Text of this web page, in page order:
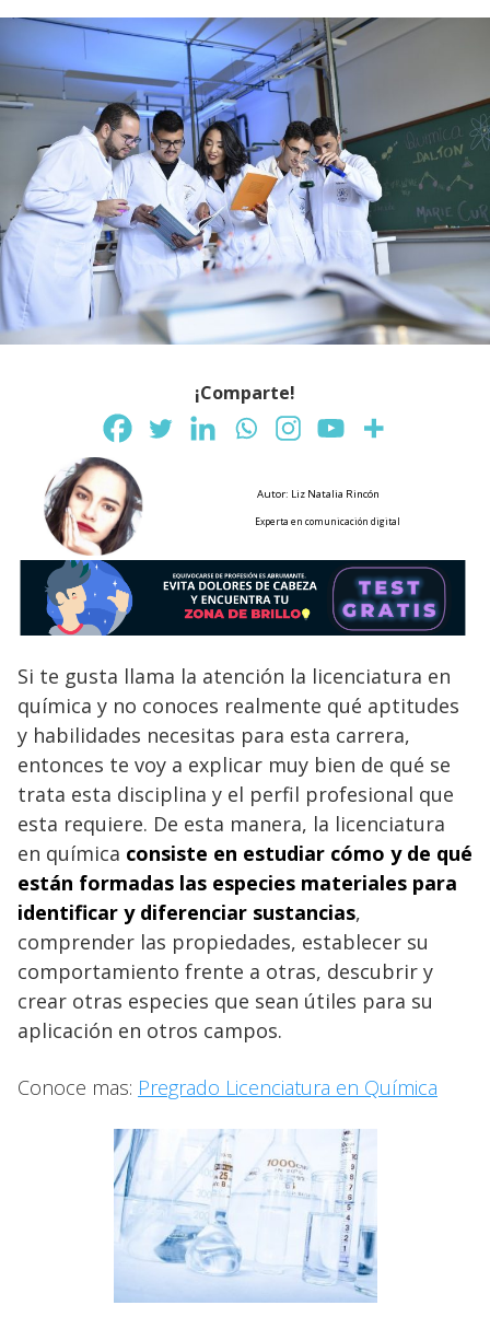
¡Comparte!
Autor: Liz Natalia Rincón
Experta en comunicación digital
Si te gusta llama la atención la licenciatura en
química y no conoces realmente qué aptitudes
y habilidades necesitas para esta carrera,
entonces te voy a explicar muy bien de qué se
trata esta disciplina y el perfil profesional que
esta requiere. De esta manera, la licenciatura
en química consiste en estudiar cómo y de qué
están formadas las especies materiales para
identificar y diferenciar sustancias,
comprender las propiedades, establecer su
comportamiento frente a otras, descubrir y
crear otras especies que sean útiles para su
aplicación en otros campos.
Conoce mas: Pregrado Licenciatura en Química